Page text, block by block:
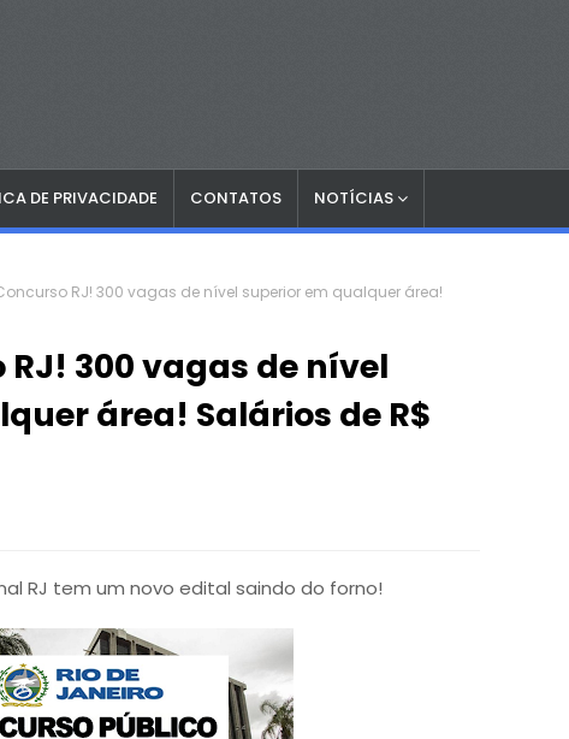
DE PRIVACIDADE CONTATOS NOTÍCIAS
Concurso RJ! 300 vagas de nível superior em qualquer área!
RJ! 300 vagas de nível
área! Salários de R$
RJ tem um novo edital saindo do forno!